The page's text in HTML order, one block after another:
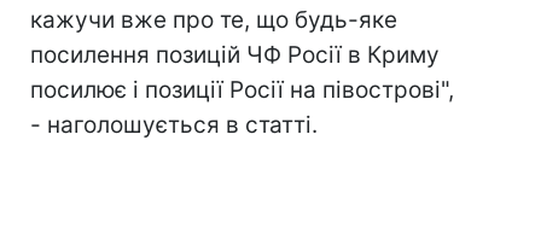
кажучи вже про те, що будь-яке
посилення позицій ЧФ Росії в Криму
посилює і позиції Росії на півострові",
- наголошується в статті.